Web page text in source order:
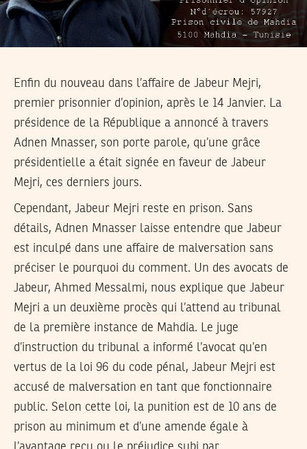
Enfin du nouveau dans l’affaire de Jabeur Mejri,
premier prisonnier d’opinion, après le 14 Janvier. La
présidence de la République a annoncé à travers
Adnen Mnasser, son porte parole, qu’une grâce
présidentielle a était signée en faveur de Jabeur
Mejri, ces derniers jours.
Cependant, Jabeur Mejri reste en prison. Sans
détails, Adnen Mnasser laisse entendre que Jabeur
est inculpé dans une affaire de malversation sans
préciser le pourquoi du comment. Un des avocats de
Jabeur, Ahmed Messalmi, nous explique que Jabeur
Mejri a un deuxième procès qui l’attend au tribunal
de la première instance de Mahdia. Le juge
d’instruction du tribunal a informé l’avocat qu’en
vertus de la loi 96 du code pénal, Jabeur Mejri est
accusé de malversation en tant que fonctionnaire
public. Selon cette loi, la punition est de 10 ans de
prison au minimum et d’une amende égale à